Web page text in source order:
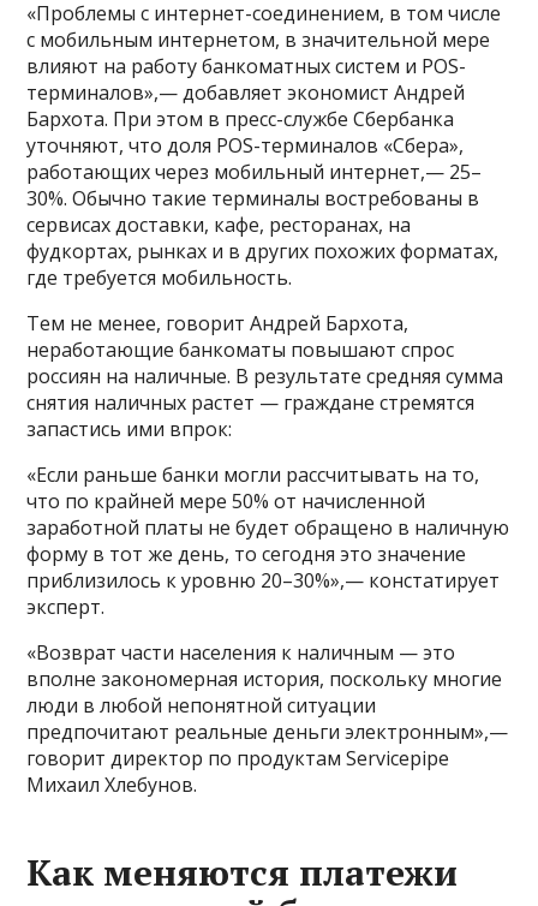
«Проблемы с интернет-соединением, в том числе
с мобильным интернетом, в значительной мере
влияют на работу банкоматных систем и POS-
терминалов»,— добавляет экономист Андрей
Бархота. При этом в пресс-службе Сбербанка
уточняют, что доля POS-терминалов «Сбера»,
работающих через мобильный интернет,— 25–
30%. Обычно такие терминалы востребованы в
сервисах доставки, кафе, ресторанах, на
фудкортах, рынках и в других похожих форматах,
где требуется мобильность.
Тем не менее, говорит Андрей Бархота,
неработающие банкоматы повышают спрос
россиян на наличные. В результате средняя сумма
снятия наличных растет — граждане стремятся
запастись ими впрок:
«Если раньше банки могли рассчитывать на то,
что по крайней мере 50% от начисленной
заработной платы не будет обращено в наличную
форму в тот же день, то сегодня это значение
приблизилось к уровню 20–30%»,— констатирует
эксперт.
«Возврат части населения к наличным — это
вполне закономерная история, поскольку многие
люди в любой непонятной ситуации
предпочитают реальные деньги электронным»,—
говорит директор по продуктам Servicepipe
Михаил Хлебунов.
Как меняются платежи